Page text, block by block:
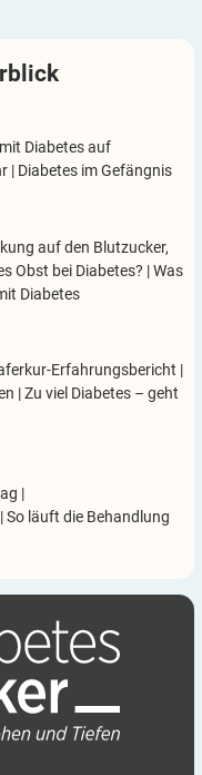
Diabetes auf
| Diabetes im Gefängnis
auf den Blutzucker,
Obst bei Diabetes? |Was
Diabetes
Erfahrungsbericht |
|Zu viel Diabetes – geht
|
|So läuft die Behandlung